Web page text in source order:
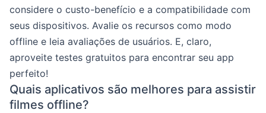
considere o custo-benefício e a compatibilidade com
seus dispositivos. Avalie os recursos como modo
offline e leia avaliações de usuários. E, claro,
aproveite testes gratuitos para encontrar seu app
perfeito!
Quais aplicativos são melhores para assistir
filmes offline?